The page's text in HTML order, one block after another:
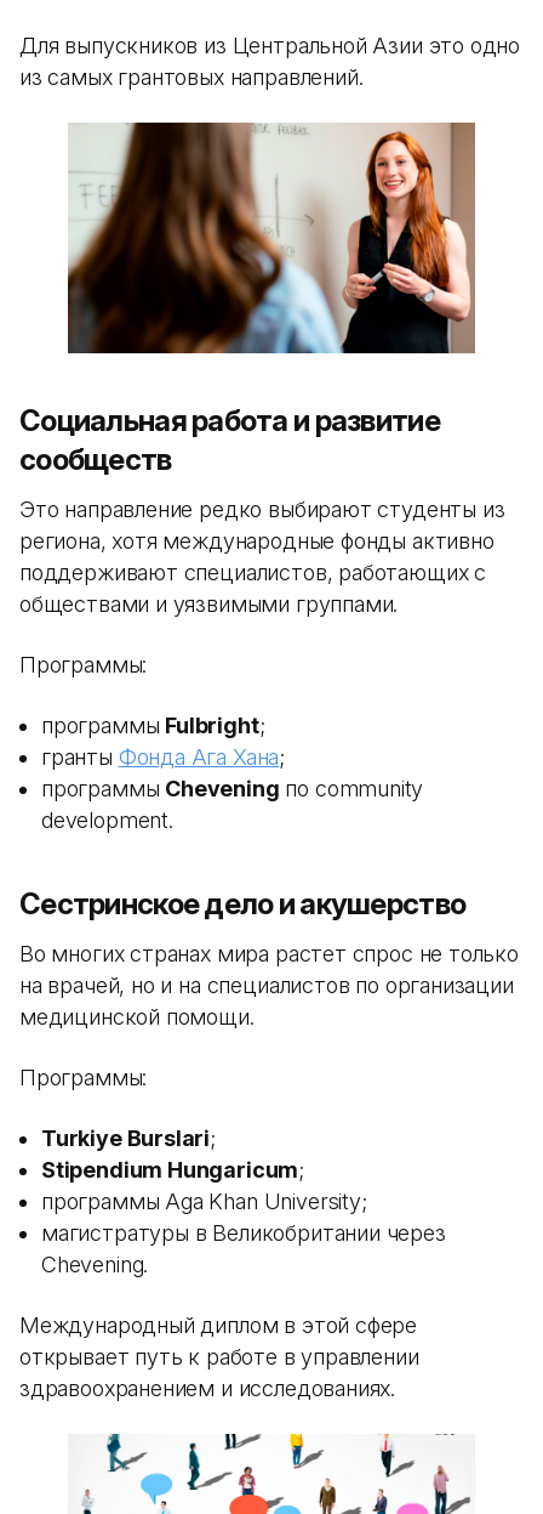
Для выпускников из Центральной Азии это одно
из самых грантовых направлений.
Социальная работа и развитие
сообществ
Это направление редко выбирают студенты из
региона, хотя международные фонды активно
поддерживают специалистов, работающих с
обществами и уязвимыми группами.
Программы:
программы Fulbright;
гранты Фонда Ага Хана;
программы Chevening по community
development.
Сестринское дело и акушерство
Во многих странах мира растет спрос не только
на врачей, но и на специалистов по организации
медицинской помощи.
Программы:
Turkiye Burslari;
Stipendium Hungaricum;
программы Aga Khan University;
магистратуры в Великобритании через
Chevening.
Международный диплом в этой сфере
открывает путь к работе в управлении
здравоохранением и исследованиях.